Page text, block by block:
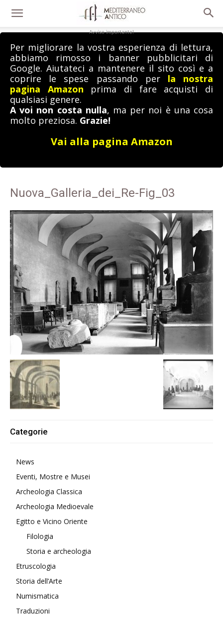
Avviso importante!
Per migliorare la vostra esperienza di lettura,
abbiamo rimosso i banner pubblicitari di
Google. Aiutateci a mantenere il sito così e a
coprire le spese passando per la nostra
pagina Amazon prima di fare acquisti di
qualsiasi genere.
A voi non costa nulla, ma per noi è una cosa
molto preziosa. Grazie!
Vai alla pagina Amazon
Nuova_Galleria_dei_Re-Fig_03
Categorie
News
Eventi, Mostre e Musei
Archeologia Classica
Archeologia Medioevale
Egitto e Vicino Oriente
Filologia
Storia e archeologia
Etruscologia
Storia dell’Arte
Numismatica
Traduzioni